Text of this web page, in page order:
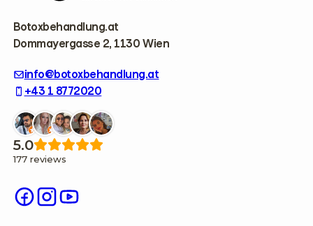
Botoxbehandlung.at
Dommayergasse 2, 1130 Wien
info@botoxbehandlung.at
+43 1 8772020
5.0
177 reviews